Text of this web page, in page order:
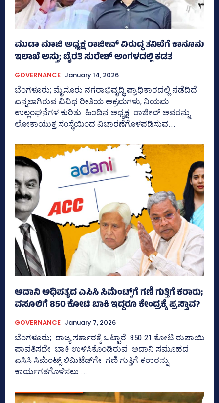
ಮುಡಾ ಮಾಜಿ ಅಧ್ಯಕ್ಷ ರಾಜೀವ್ ವಿರುದ್ಧ ತನಿಖೆಗೆ ಕಾನೂನು
ಇಲಾಖೆ ಅಸ್ತು; ಬೈರತಿ ಸುರೇಶ್ ಅಂಗಳದಲ್ಲಿ ಕಡತ
GOVERNANCE January 14, 2026
ಬೆಂಗಳೂರು; ಮೈಸೂರು ನಗರಾಭಿವೃದ್ಧಿ ಪ್ರಾಧಿಕಾರದಲ್ಲಿ ನಡೆದಿದೆ
ಎನ್ನಲಾಗಿರುವ ವಿವಿಧ ರೀತಿಯ ಅಕ್ರಮಗಳು, ನಿಯಮ
ಉಲ್ಲಂಘನೆಗಳ ಕುರಿತು ಹಿಂದಿನ ಅಧ್ಯಕ್ಷ ರಾಜೀವ್‌ ಅವರನ್ನು
ಲೋಕಾಯುಕ್ತ ಸಂಸ್ಥೆಯಿಂದ ವಿಚಾರಣೆಗೊಳಪಡಿಸುವ...
ಅದಾನಿ ಅಧಿಪತ್ಯದ ಎಸಿಸಿ ಸಿಮೆಂಟ್ಸ್‌ಗೆ ಗಣಿ ಗುತ್ತಿಗೆ ಕರಾರು;
ವಸೂಲಿಗೆ 850 ಕೋಟಿ ಬಾಕಿ ಇದ್ದರೂ ಕೇಂದ್ರಕ್ಕೆ ಪ್ರಸ್ತಾವ?
GOVERNANCE January 7, 2026
ಬೆಂಗಳೂರು; ರಾಜ್ಯ ಸರ್ಕಾರಕ್ಕೆ ಒಟ್ಟಾರೆ 850.21 ಕೋಟಿ ರುಪಾಯಿ
ಪಾವತಿಸದೇ ಬಾಕಿ ಉಳಿಸಿಕೊಂಡಿರುವ ಅದಾನಿ ಸಮೂಹದ
ಎಸಿಸಿ ಸಿಮೆಂಟ್ಸ್‌ ಲಿಮಿಟೆಡ್‌ಗೇ ಗಣಿ ಗುತ್ತಿಗೆ ಕರಾರನ್ನು
ಕಾರ್ಯಗತಗೊಳಿಸಲು ...